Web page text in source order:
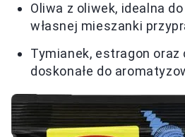
Oliwa z oliwek, idealna
własnej mieszanki
Tymianek, estragon oraz
doskonałe do